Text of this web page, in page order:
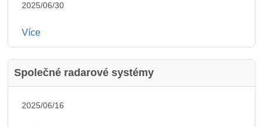
2025/06/30
Více
Společné radarové systémy
2025/06/16